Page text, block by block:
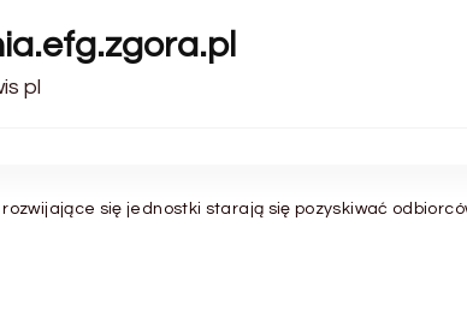
pl
rozwijające się jednostki starają się pozyskiwać